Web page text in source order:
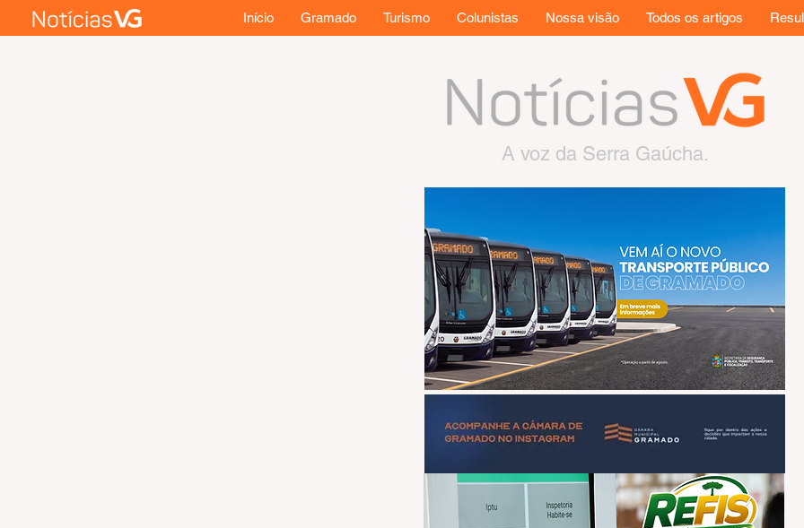
Início Gramado Turismo Colunistas Nossa visão Todos os artigos
A voz da Serra Gaúcha.